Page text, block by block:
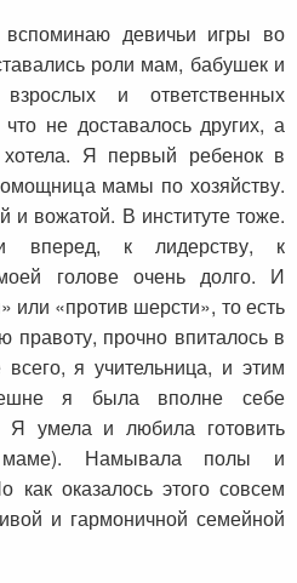
вспоминаю девичьи игры во
роли мам, бабушек и
и ответственных
не доставалось других, а
Я первый ребенок в
мамы по хозяйству.
и вожатой. В институте тоже.
вперед, к лидерству, к
голове очень долго. И
или «против шерсти», то есть
правоту, прочно впиталось в
я учительница, и этим
я была вполне себе
Я умела и любила готовить
Намывала полы и
как оказалось этого совсем
и гармоничной семейной